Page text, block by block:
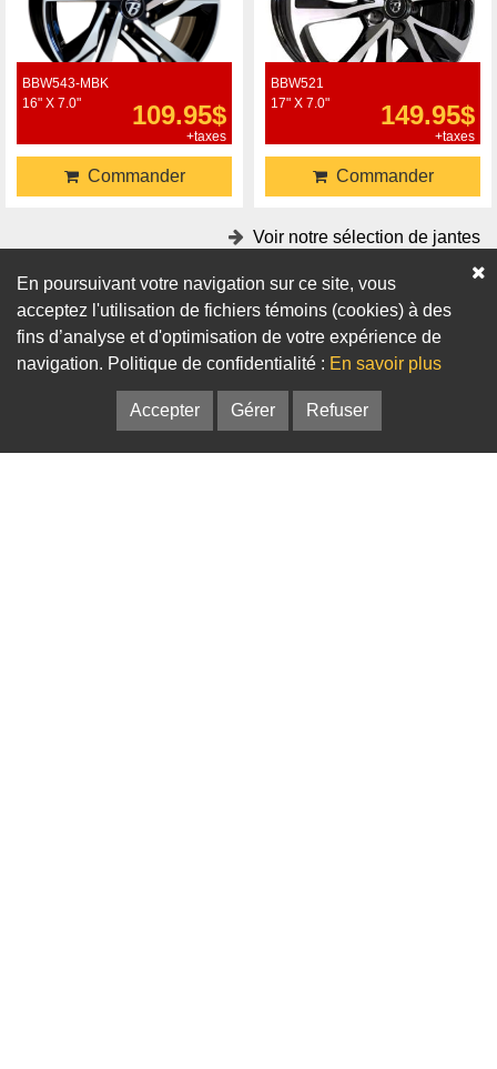
BBW543-MBK
16" X 7.0"
109.95$
+taxes
Commander
BBW521
17" X 7.0"
149.95$
+taxes
Commander
Voir notre sélection de jantes
Accessoires
Adaptateurs Bagues de centrage
En poursuivant votre navigation sur ce site, vous
acceptez l'utilisation de fichiers témoins (cookies) à des
fins d’analyse et d'optimisation de votre expérience de
navigation. Politique de confidentialité : En savoir plus
Accepter Gérer Refuser